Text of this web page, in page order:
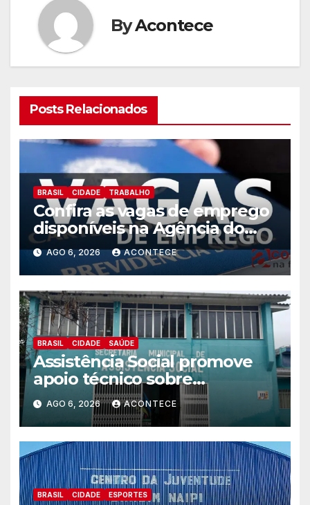
ByAcontece
Posts Relacionados
BRASIL CIDADE TRABALHO
Confira as vagas de emprego
disponíveis na Agência do
Trabalhador
AGO 6, 2026 ACONTECE
BRASIL CIDADE SAÚDE
Assistência Social promove
apoio técnico sobre
preparação e resposta a
situações de emergência e
calamidade pública
AGO 6, 2026 ACONTECE
BRASIL CIDADE ESPORTES